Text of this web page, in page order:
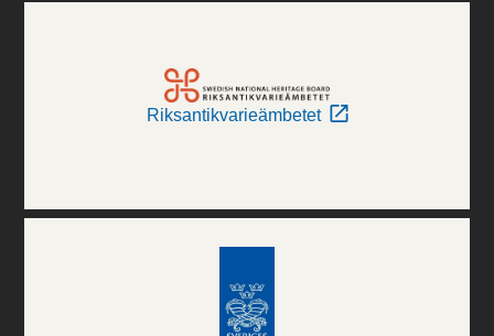
Riksantikvarieämbetet